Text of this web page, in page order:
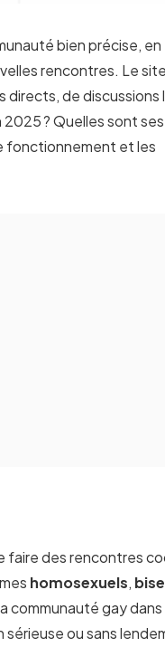
bien précise, en
rencontres. Le
directs, de discussions
? Quelles sont ses
fonctionnement et les
faire des rencontres
homosexuels,
communauté gay dans
ou sans